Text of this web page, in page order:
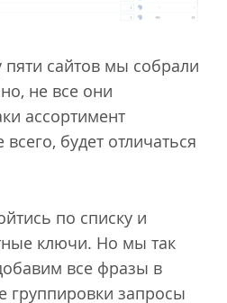
пяти сайтов мы собрали
не все они
ассортимент
будет отличаться
по списку и
ключи. Но мы так
все фразы в
группировки запросы